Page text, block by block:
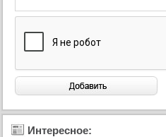
Интересное: